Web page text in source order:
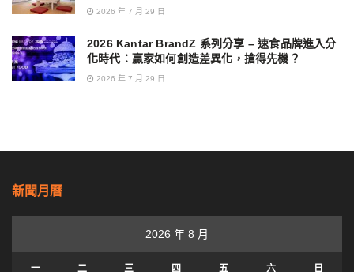
2026 年 7 月 29 日
2026 Kantar BrandZ 系列分享 – 速食品牌進入分
化時代：贏家如何創造差異化，搶得先機？
2026 年 7 月 29 日
新聞月曆
2026 年 8 月
一 二 三 四 五 六 日